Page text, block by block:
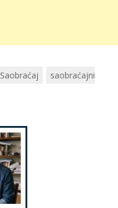
Saobraćaj
saobraćajni